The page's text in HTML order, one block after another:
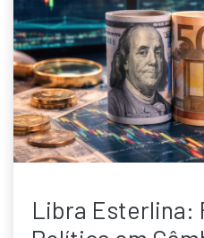
Libra Esterlina: